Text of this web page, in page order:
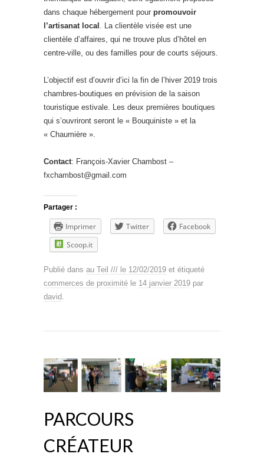
dans chaque hébergement pour promouvoir
l’artisanat local . La clientèle visée est une
clientèle d’affaires, qui ne trouve plus d’hôtel en
centre-ville, ou des familles pour de courts séjours.
L’objectif est d’ouvrir d’ici la fin de l’hiver 2019 trois
chambres-boutiques en prévision de la saison
touristique estivale. Les deux premières boutiques
qui s’ouvriront seront le « Bouquiniste » et la
« Chaumière ».
Contact: François-Xavier Chambost –
fxchambost@gmail.com
Partager :
Imprimer Twitter
Facebook
Scoop.it
Publié dans au Teil /// le 12/02/2019 et étiqueté
commerces de proximité le 14 janvier 2019 par
david
PARCOURS
CRÉATEUR